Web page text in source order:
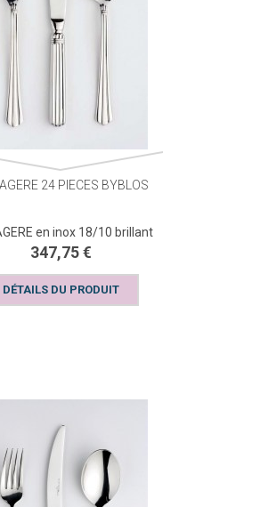
24 PIECES BYBLOS
en inox 18/10 brillant
347,75 €
DÉTAILS DU PRODUIT